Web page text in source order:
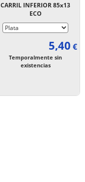
CARRIL INFERIOR 85x13
ECO
5,40 €
Temporalmente sin
existencias